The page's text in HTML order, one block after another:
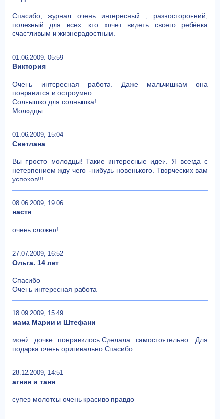
Спасибо, журнал очень интересный , разносторонний,
полезный для всех, кто хочет видеть своего ребёнка
счастливым и жизнерадостным.
01.06.2009, 05:59
Виктория
Очень интересная работа. Даже мальчишкам она
понравится и остроумно
Солнышко для солнышка!
Молодцы
01.06.2009, 15:04
Светлана
Вы просто молодцы! Такие интересные идеи. Я всегда с
нетерпением жду чего -нибудь новенького. Творческих вам
успехов!!!
08.06.2009, 19:06
настя
очень сложно!
27.07.2009, 16:52
Ольга. 14 лет
Спасибо
Очень интересная работа
18.09.2009, 15:49
мама Марии и Штефани
моей дочке понравилось.Сделала самостоятельно. Для
подарка очень оригинально.Спасибо
28.12.2009, 14:51
агния и таня
супер молотсы очень красиво правдо